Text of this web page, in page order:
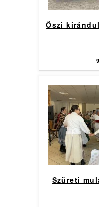
Őszi
9
Szüreti